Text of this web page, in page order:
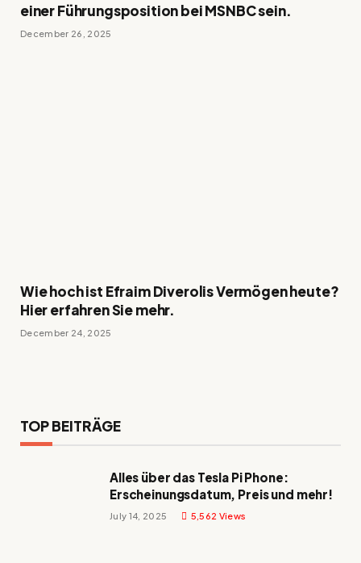
einer Führungsposition bei MSNBC sein.
December 26, 2025
Wie hoch ist Efraim Diverolis Vermögen heute?
Hier erfahren Sie mehr.
December 24, 2025
TOP BEITRÄGE
Alles über das Tesla Pi Phone:
Erscheinungsdatum, Preis und mehr!
July 14, 2025 5,562 Views